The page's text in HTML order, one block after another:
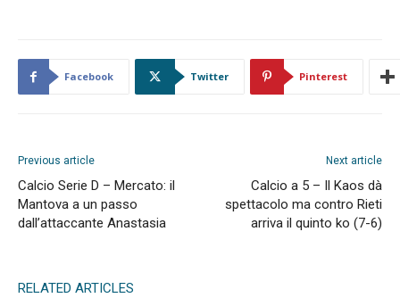
Facebook Twitter Pinterest
Previous article
Calcio Serie D – Mercato: il
Mantova a un passo
dall’attaccante Anastasia
Next article
Calcio a 5 – Il Kaos dà
spettacolo ma contro Rieti
arriva il quinto ko (7-6)
RELATED ARTICLES